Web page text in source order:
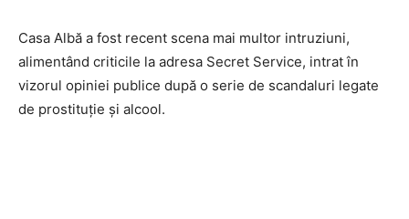
Casa Albă a fost recent scena mai multor intruziuni,
alimentând criticile la adresa Secret Service, intrat în
vizorul opiniei publice după o serie de scandaluri legate
de prostituție și alcool.